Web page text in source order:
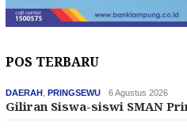
POS TERBARU
DAERAH PRINGSEWU 6 Agustus 2026
Giliran Siswa-siswi SMAN